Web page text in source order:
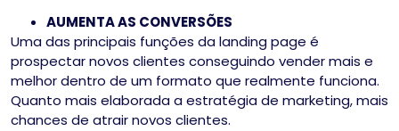
AUMENTA AS CONVERSÕES
Uma das principais funções da landing page é
prospectar novos clientes conseguindo vender mais e
melhor dentro de um formato que realmente funciona.
Quanto mais elaborada a estratégia de marketing, mais
chances de atrair novos clientes.